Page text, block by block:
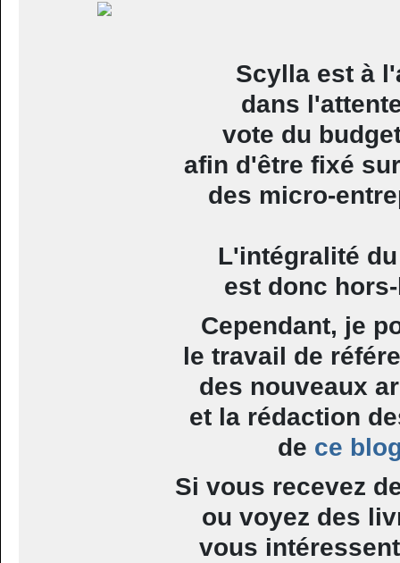
Scylla est à
dans
vote du
afin d'être fixé
des micro-
L'intégralité
est donc
Cependant, je
le travail de
des nouveaux
et la rédaction
de ce
Si vous recevez
ou voyez des
vous